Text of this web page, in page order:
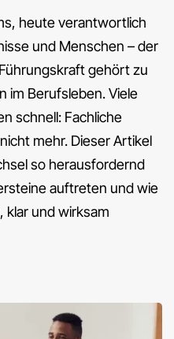
heute verantwortlich
und Menschen – der
gehört zu
im Berufsleben. Viele
schnell: Fachliche
mehr. Dieser Artikel
so herausfordernd
auftreten und wie
klar und wirksam